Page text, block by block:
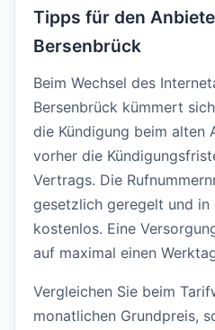
Tipps für den
Bersenbrück
Beim Wechsel des
Bersenbrück kümmert
die Kündigung beim alten
vorher die
Vertrags. Die
gesetzlich geregelt und in
kostenlos. Eine
auf maximal einen
Vergleichen Sie beim
monatlichen Grundpreis,